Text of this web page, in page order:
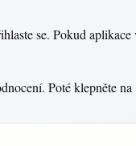
se. Pokud
Poté klepněte na